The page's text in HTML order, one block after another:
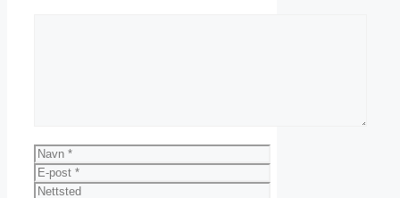
Navn
E-
post
Nettsted